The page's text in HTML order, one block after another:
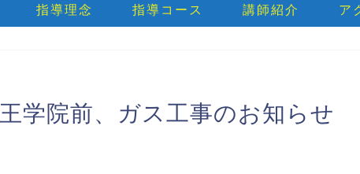
指導理念 指導コース 講師紹介 ア
学院前、ガス工事のお知らせ